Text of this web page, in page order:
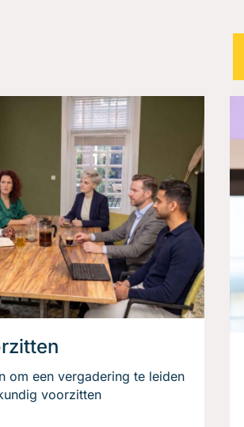
om een vergadering te leiden
voorzitten